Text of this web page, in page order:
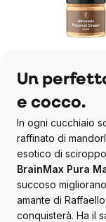
Un
e cocco.
In ogni cucchiaio
raffinato di
esotico di
BrainMax Pura
succoso
amante di
conquisterà. Ha il